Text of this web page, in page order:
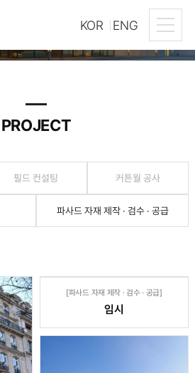
KOR ENG
PROJECT
PROJECT
필드 컨설팅 커튼월 공사
파사드 자재 제작 · 검수 · 공급
NO IMAGE
[파사드 자재 제작 · 검수 · 공급]
임시